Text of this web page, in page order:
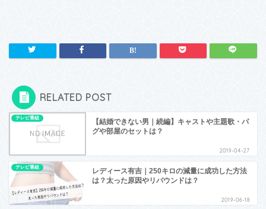
RELATED POST
テレビ番組
【結婚できない男｜続編】キャストや主題歌・パ
グや部屋のセットは？
2019-04-27
テレビ番組
レディース有吉｜250キロの減量に成功した方法
は？太った原因やリバウンドは？
2019-06-18